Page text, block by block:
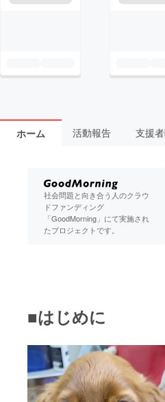
ホーム 活動報告 支援者
社会問題と向き合う人のクラウ
ドファンディング
「GoodMorning」にて実施され
たプロジェクトです。
■はじめに